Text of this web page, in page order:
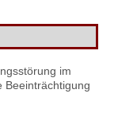
im
Beeinträchtigung